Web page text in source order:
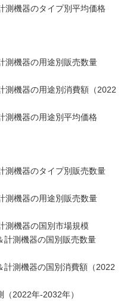
測機器のタイプ別平均価格
測機器の用途別販売数量
測機器の用途別消費額（2022
測機器の用途別平均価格
測機器のタイプ別販売数量
測機器の用途別販売数量
測機器の国別市場規模
計測機器の国別販売数量
測機器の国別消費額（2022
2022年-2032年）